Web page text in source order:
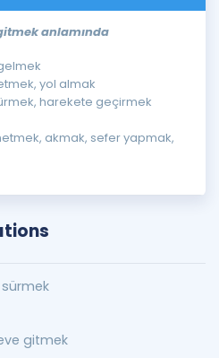
anlamında
yol almak
harekete geçirmek
akmak, sefer yapmak,
gitmek